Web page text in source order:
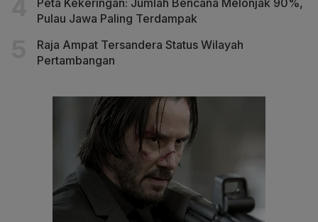
Pulau Jawa Paling Terdampak
Raja Ampat Tersandera Status Wilayah
Pertambangan